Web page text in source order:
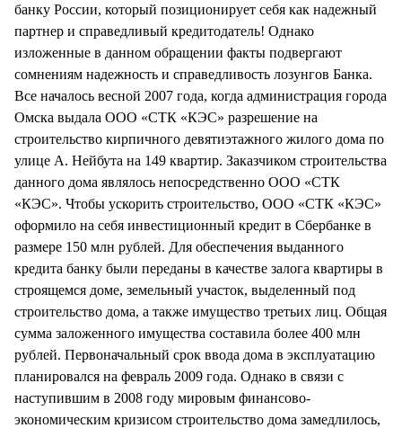
банку России, который позиционирует себя как надежный
партнер и справедливый кредитодатель! Однако
изложенные в данном обращении факты подвергают
сомнениям надежность и справедливость лозунгов Банка.
Все началось весной 2007 года, когда администрация города
Омска выдала ООО «СТК «КЭС» разрешение на
строительство кирпичного девятиэтажного жилого дома по
улице А. Нейбута на 149 квартир. Заказчиком строительства
данного дома являлось непосредственно ООО «СТК
«КЭС». Чтобы ускорить строительство, ООО «СТК «КЭС»
оформило на себя инвестиционный кредит в Сбербанке в
размере 150 млн рублей. Для обеспечения выданного
кредита банку были переданы в качестве залога квартиры в
строящемся доме, земельный участок, выделенный под
строительство дома, а также имущество третьих лиц. Общая
сумма заложенного имущества составила более 400 млн
рублей. Первоначальный срок ввода дома в эксплуатацию
планировался на февраль 2009 года. Однако в связи с
наступившим в 2008 году мировым финансово-
экономическим кризисом строительство дома замедлилось,